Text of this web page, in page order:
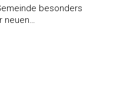
besonders
neuen…